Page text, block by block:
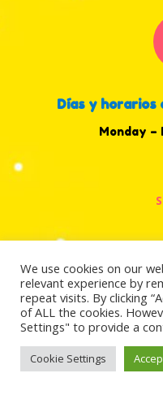
Días y horarios
Monday –
Copyright ©2022 all
Therapy Center.
Marketing.
We use cookies on our
relevant experience by
repeat visits. By clicking
of ALL the cookies.
Settings" to provide a
Cookie Settings